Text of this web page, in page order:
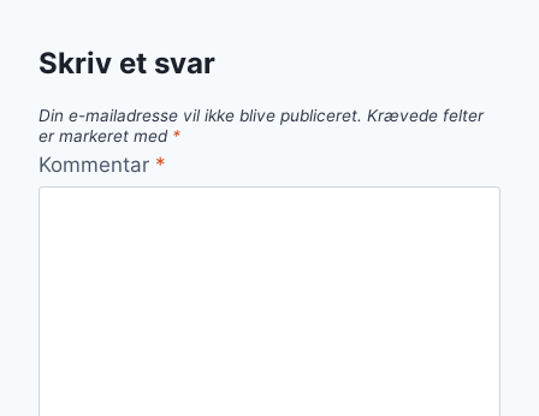
Skriv et svar
Din e-mailadresse vil ikke blive publiceret. Krævede felter
er markeret med *
Kommentar *